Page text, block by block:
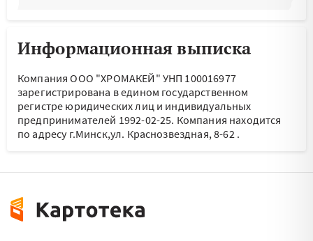
Информационная выписка
Компания ООО "ХРОМАКЕЙ" УНП 100016977
зарегистрирована в едином государственном
регистре юридических лиц и индивидуальных
предпринимателей 1992-02-25. Компания находится
по адресу г.Минск,ул. Краснозвездная, 8-62.